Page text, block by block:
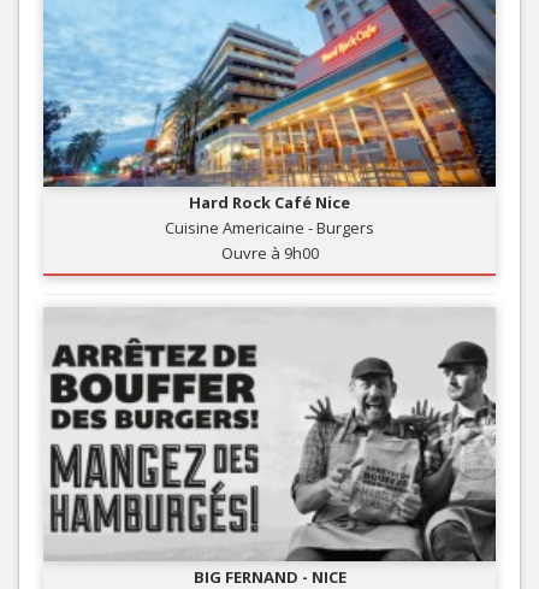
Hard Rock Café Nice
Cuisine Americaine - Burgers
Ouvre à 9h00
BIG FERNAND - NICE